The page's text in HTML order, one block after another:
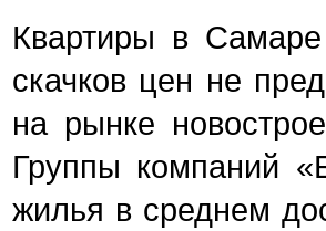
Квартиры в
скачков цен не
на рынке
Группы компаний
жилья в среднем